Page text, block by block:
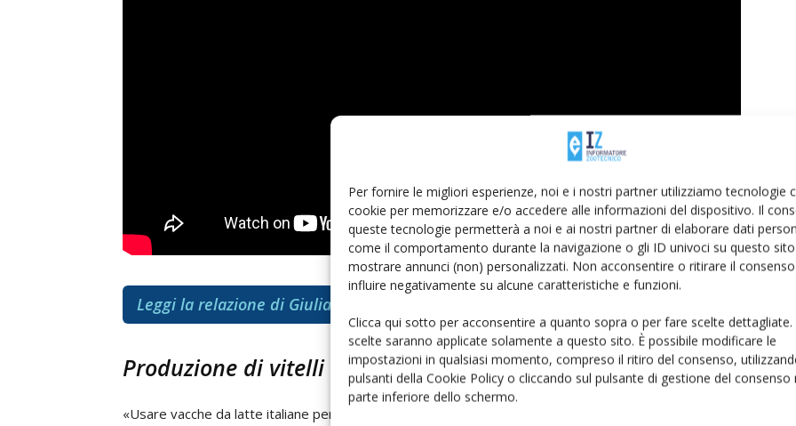
Per fornire le migliori esperienze, noi e i nostri partner utilizziamo tecnologie
cookie per memorizzare e/o accedere alle informazioni del dispositivo. Il
queste tecnologie permetterà a noi e ai nostri partner di elaborare dati
come il comportamento durante la navigazione o gli ID univoci su questo
mostrare annunci (non) personalizzati. Non acconsentire o ritirare il
influire negativamente su alcune caratteristiche e funzioni.
Clicca qui sotto per acconsentire a quanto sopra o per fare scelte dettagliate.
scelte saranno applicate solamente a questo sito. È possibile modificare le
impostazioni in qualsiasi momento, compreso il ritiro del consenso,
pulsanti della Cookie Policy o cliccando sul pulsante di gestione del consenso
parte inferiore dello schermo.
Leggi la relazione di Giuliano Marchesin
Produzione di vitelli da carne dalle vacche da latte
«Usare vacche da latte italiane per produrre ibridi da ingrasso e seme sessato per ottenere la